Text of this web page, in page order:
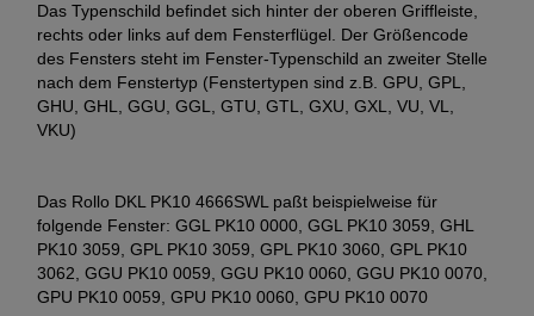
Das Typenschild befindet sich hinter der oberen Griffleiste,
rechts oder links auf dem Fensterflügel. Der Größencode
des Fensters steht im Fenster-Typenschild an zweiter Stelle
nach dem Fenstertyp (Fenstertypen sind z.B. GPU, GPL,
GHU, GHL, GGU, GGL, GTU, GTL, GXU, GXL, VU, VL,
VKU)
Das Rollo DKL PK10 4666SWL paßt beispielweise für
folgende Fenster: GGL PK10 0000, GGL PK10 3059, GHL
PK10 3059, GPL PK10 3059, GPL PK10 3060, GPL PK10
3062, GGU PK10 0059, GGU PK10 0060, GGU PK10 0070,
GPU PK10 0059, GPU PK10 0060, GPU PK10 0070